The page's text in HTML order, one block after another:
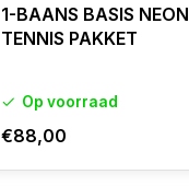
1-BAANS BASIS NEON
TENNIS PAKKET
Op voorraad
€88,00